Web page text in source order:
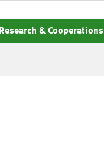
Research & Cooperations